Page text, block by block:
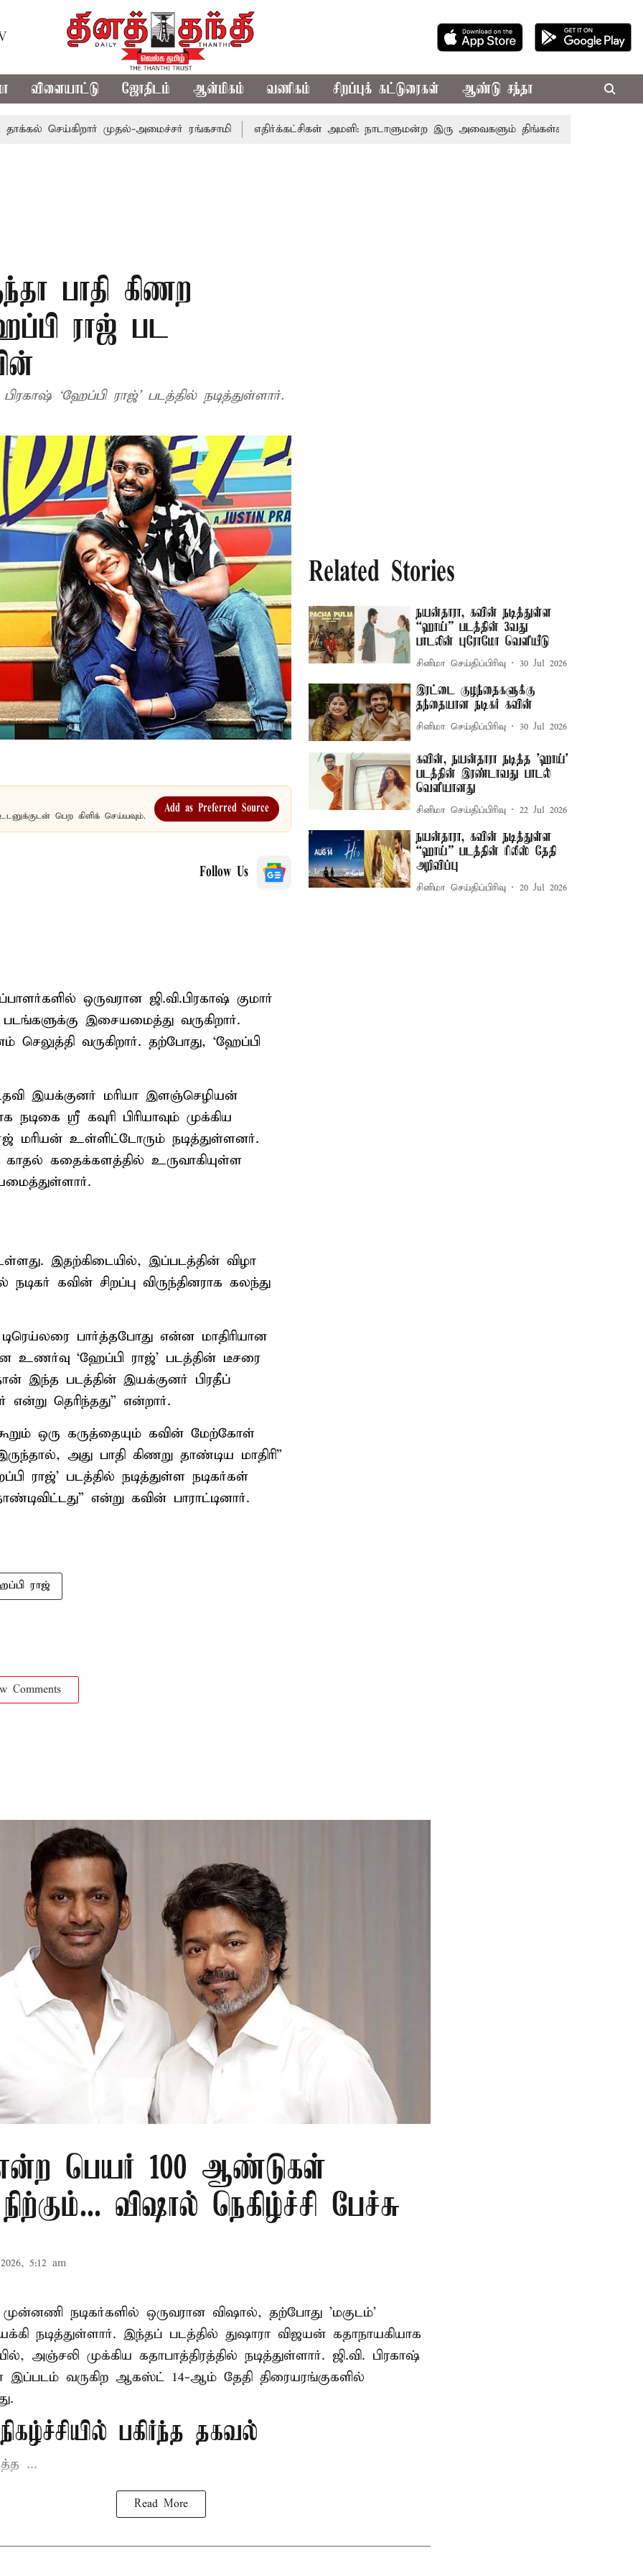
விளையாட்டு ஜோதிடம் ஆன்மிகம் வணிகம் சிறப்புக் கட்டுரைகள் ஆண்டு சந்தா
முதல்-அமைச்சர் ரங்கசாமி எதிர்க்கட்சிகள் அமளி: நாடாளுமன்ற இரு அவைகளும் திங்கள்கிழமை வரை ஒத்திவைப்பு
பாதி கிணற
ராஜ் பட
‘ஹேப்பி ராஜ்’ படத்தில் நடித்துள்ளார்.
பெற கிளிக் செய்யவும்.
Add as Preferred Source
Follow Us
ஒருவரான ஜி.வி.பிரகாஷ் குமார்
இசையமைத்து வருகிறார்.
செலுத்தி வருகிறார். தற்போது, ‘ஹேப்பி
இயக்குனர் மரியா இளஞ்செழியன்
ஸ்ரீ கவுரி பிரியாவும் முக்கிய
மரியன் உள்ளிட்டோரும் நடித்துள்ளனர்.
காதல் கதைக்களத்தில் உருவாகியுள்ள
இதற்கிடையில், இப்படத்தின் விழா
கவின் சிறப்பு விருந்தினராக கலந்து
பார்த்தபோது என்ன மாதிரியான
உணர்வு ‘ஹேப்பி ராஜ்’ படத்தின் டீசரை
இந்த படத்தின் இயக்குனர் பிரதீப்
தெரிந்தது” என்றார்.
ஒரு கருத்தையும் கவின் மேற்கோள்
அது பாதி கிணறு தாண்டிய மாதிரி”
படத்தில் நடித்துள்ள நடிகர்கள்
என்று கவின் பாராட்டினார்.
ராஜ்
Comments
Related Stories
நயன்தாரா, கவின் நடித்துள்ள
“ஹாய்” படத்தின் 3வது
பாடலின் புரோமோ வெளியீடு
சினிமா செய்திப்பிரிவு 30 Jul 2026
இரட்டை குழந்தைகளுக்கு
தந்தையான நடிகர் கவின்
சினிமா செய்திப்பிரிவு 30 Jul 2026
கவின், நயன்தாரா நடித்த 'ஹாய்'
படத்தின் இரண்டாவது பாடல்
வெளியானது
சினிமா செய்திப்பிரிவு 22 Jul 2026
நயன்தாரா, கவின் நடித்துள்ள
“ஹாய்” படத்தின் ரிலீஸ் தேதி
அறிவிப்பு
சினிமா செய்திப்பிரிவு 20 Jul 2026
பெயர் 100 ஆண்டுகள்
விஷால் நெகிழ்ச்சி பேச்சு
5:12 am
முன்னணி நடிகர்களில் ஒருவரான விஷால், தற்போது 'மகுடம்'
நடித்துள்ளார். இந்தப் படத்தில் துஷாரா விஜயன் கதாநாயகியாக
அஞ்சலி முக்கிய கதாபாத்திரத்தில் நடித்துள்ளார். ஜி.வி. பிரகாஷ்
வருகிற ஆகஸ்ட் 14-ஆம் தேதி திரையரங்குகளில்
பகிர்ந்த தகவல்
...
Read More